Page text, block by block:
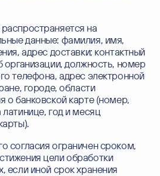
на
данные: фамилия, имя,
адрес доставки; контактный
организации, должность, номер
телефона, адрес электронной
городе, области
о банковской карте (номер,
год и месяц
согласия ограничен сроком,
цели обработки
если иной срок хранения
и мы поможем вам решить